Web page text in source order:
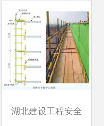
湖北建设工程安全